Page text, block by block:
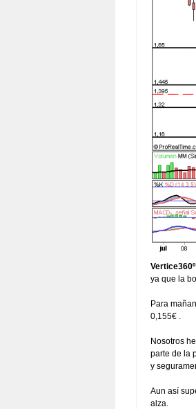
ya que la
Para
0,155€ .
Nosotros
parte de la
y
Aun así
alza.